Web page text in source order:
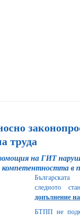
труда
на ГИТ
компетентността в
следното
допълнение
БТПП не